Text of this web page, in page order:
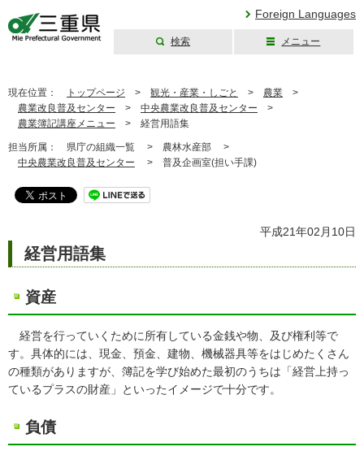
Foreign Languages
検索 メニュー
現在位置： トップページ > 観光・産業・しごと > 農業 >
農業改良普及センター > 中央農業改良普及センター >
農業簿記講座メニュー > 経営用語集
担当所属： 県庁の組織一覧 > 農林水産部 >
中央農業改良普及センター > 普及企画室(担い手課)
平成21年02月10日
経営用語集
資産
経営を行っていくために所有している金銭や物、及び権利等で
す。具体的には、現金、預金、建物、機械器具等をはじめたくさん
の種類がありますが、簿記を学び始めた最初のうちは「経営上持っ
ているプラスの財産」といったイメージで十分です。
負債